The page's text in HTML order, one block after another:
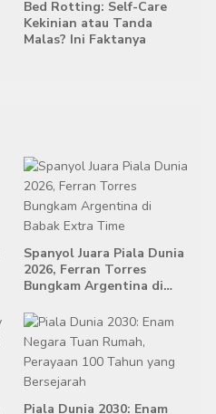
Bed Rotting: Self-Care
Kekinian atau Tanda
Malas? Ini Faktanya
Spanyol Juara Piala Dunia
2026, Ferran Torres
Bungkam Argentina di
Piala Dunia 2030: Enam